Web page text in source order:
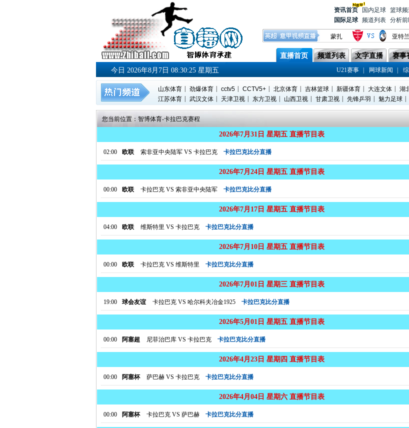
资讯首页 国内足球 篮球频
国际足球 频道列表 分析
蒙扎
亚特
都灵
莱
上海申花
青岛西
帕尔马
威尼
国际米兰
热那
直播首页 频道列表 文字直播 赛事
U21赛事 | 网球新闻 |
今日 2026年8月7日 08:30:26 星期五
山东体育 劲爆体育 cctv5 CCTV5+ 北京体育 吉林篮球 新疆体育 大连文体 湖
江苏体育 | 武汉文体 | 天津卫视 | 东方卫视 | 山西卫视 | 甘肃卫视 | 先锋乒羽 | 魅力足球 |
您当前位置： 智博体育-卡拉巴克赛程
2026年7月31日 星期五 直播节目表
02:00 欧联 索非亚中央陆军 VS 卡拉巴克 卡拉巴克比分直播
2026年7月24日 星期五 直播节目表
00:00 欧联 卡拉巴克 VS 索非亚中央陆军 卡拉巴克比分直播
2026年7月17日 星期五 直播节目表
04:00 欧联 维斯特里 VS 卡拉巴克 卡拉巴克比分直播
2026年7月10日 星期五 直播节目表
00:00 欧联 卡拉巴克 VS 维斯特里 卡拉巴克比分直播
2026年7月01日 星期三 直播节目表
19:00 球会友谊 卡拉巴克 VS 哈尔科夫冶金1925 卡拉巴克比分直播
2026年5月01日 星期五 直播节目表
00:00 阿塞超 尼菲治巴库 VS 卡拉巴克 卡拉巴克比分直播
2026年4月23日 星期四 直播节目表
00:00 阿塞杯 萨巴赫 VS 卡拉巴克 卡拉巴克比分直播
2026年4月04日 星期六 直播节目表
00:00 阿塞杯 卡拉巴克 VS 萨巴赫 卡拉巴克比分直播